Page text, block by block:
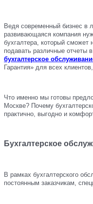
Ведя современный бизнес в
развивающаяся компания
бухгалтера, который сможет
подавать различные отчеты
бухгалтерское
Гарантия» для всех
Что именно мы готовы
Москве? Почему
практично, выгодно и
Бухгалтерское
В рамках бухгалтерского
постоянным заказчикам,